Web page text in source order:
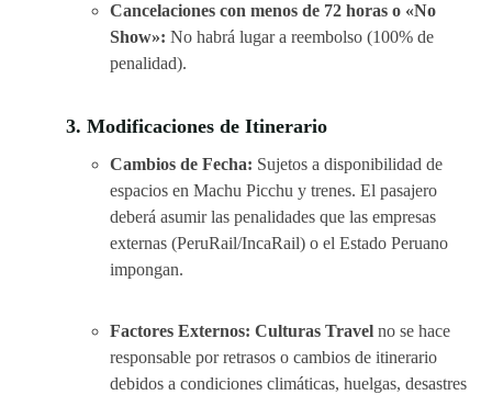
Cancelaciones con menos de 72 horas o «No
Show»: No habrá lugar a reembolso (100% de
penalidad).
3. Modificaciones de Itinerario
Cambios de Fecha: Sujetos a disponibilidad de
espacios en Machu Picchu y trenes. El pasajero
deberá asumir las penalidades que las empresas
externas (PeruRail/IncaRail) o el Estado Peruano
impongan.
Factores Externos: Culturas Travel no se hace
responsable por retrasos o cambios de itinerario
debidos a condiciones climáticas, huelgas, desastres